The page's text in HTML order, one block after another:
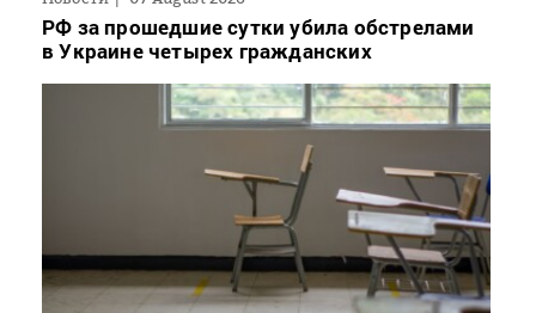
РФ за прошедшие сутки убила обстрелами
в Украине четырех гражданских